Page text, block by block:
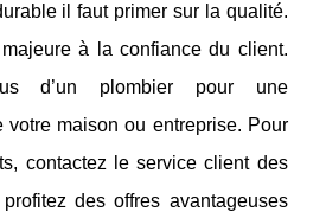
il faut primer sur la qualité.
à la confiance du client.
d’un plombier pour une
votre maison ou entreprise. Pour
contactez le service client des
des offres avantageuses